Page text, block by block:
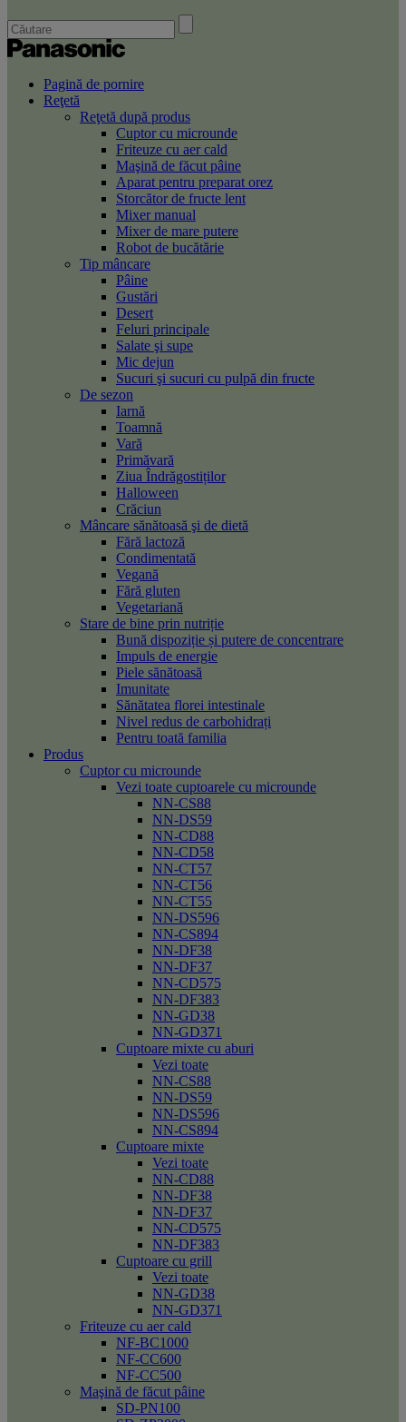
Pagină de pornire
Reţetă
Reţetă după produs
Cuptor cu microunde
Friteuze cu aer cald
Maşină de făcut pâine
Aparat pentru preparat orez
Storcător de fructe lent
Mixer manual
Mixer de mare putere
Robot de bucătărie
Tip mâncare
Pâine
Gustări
Desert
Feluri principale
Salate şi supe
Mic dejun
Sucuri şi sucuri cu pulpă din fructe
De sezon
Iarnă
Toamnă
Vară
Primăvară
Ziua Îndrăgostiților
Halloween
Crăciun
Mâncare sănătoasă şi de dietă
Fără lactoză
Condimentată
Vegană
Fără gluten
Vegetariană
Stare de bine prin nutriție
Bună dispoziție și putere de concentrare
Impuls de energie
Piele sănătoasă
Imunitate
Sănătatea florei intestinale
Nivel redus de carbohidrați
Pentru toată familia
Produs
Cuptor cu microunde
Vezi toate cuptoarele cu microunde
NN-CS88
NN-DS59
NN-CD88
NN-CD58
NN-CT57
NN-CT56
NN-CT55
NN-DS596
NN-CS894
NN-DF38
NN-DF37
NN-CD575
NN-DF383
NN-GD38
NN-GD371
Cuptoare mixte cu aburi
Vezi toate
NN-CS88
NN-DS59
NN-DS596
NN-CS894
Cuptoare mixte
Vezi toate
NN-CD88
NN-DF38
NN-DF37
NN-CD575
NN-DF383
Cuptoare cu grill
Vezi toate
NN-GD38
NN-GD371
Friteuze cu aer cald
NF-BC1000
NF-CC600
NF-CC500
Maşină de făcut pâine
SD-PN100